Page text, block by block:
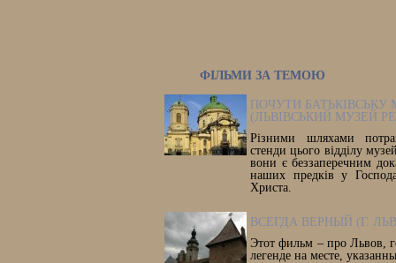
ФІЛЬМИ ЗА ТЕМОЮ
ПОЧУТИ БАТЬКІВСЬКУ
(ЛЬВІВСЬКИЙ МУЗЕЙ
Різними шляхами
стенди цього відділу
вони є беззаперечним
наших предків у
Христа.
ВСЕГДА ВЕРНЫЙ (Г.
Этот фильм – про Львов,
легенде на месте,